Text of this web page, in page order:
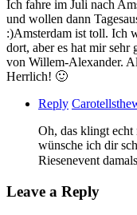
Ich fahre im Juli nach
und wollen dann
:)Amsterdam ist toll. Ich
dort, aber es hat mir
von Willem-Alexander.
Herrlich! 🙂
Reply
Oh, das klingt
wünsche ich dir
Riesenevent
Leave a Reply